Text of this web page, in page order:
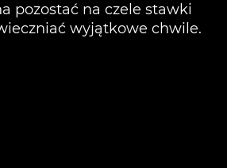
pozostać na czele stawki
wyjątkowe chwile.